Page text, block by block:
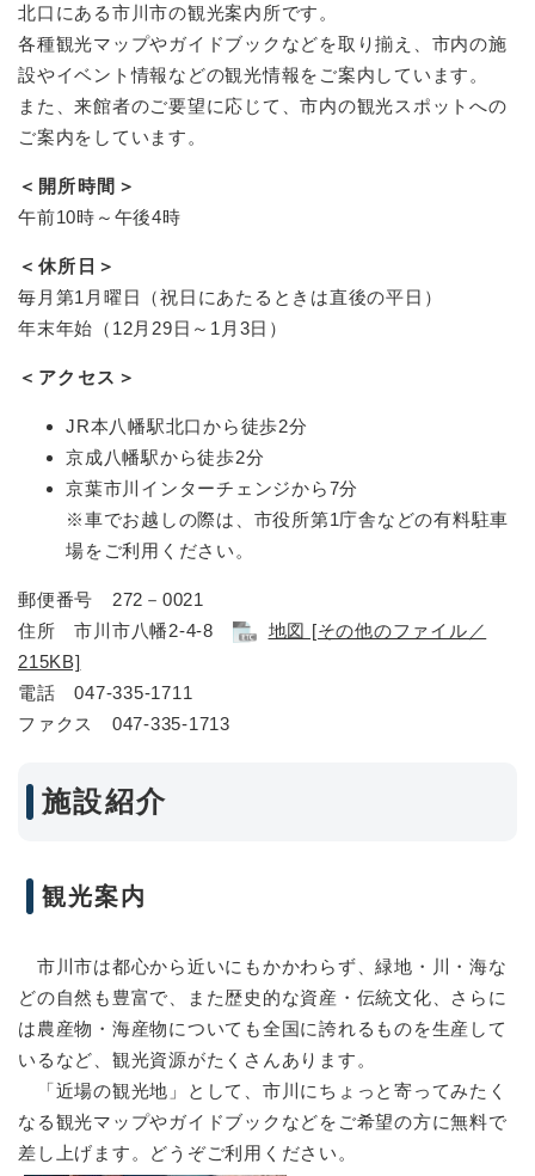
北口にある市川市の観光案内所です。
各種観光マップやガイドブックなどを取り揃え、市内の施
設やイベント情報などの観光情報をご案内しています。
また、来館者のご要望に応じて、市内の観光スポットへの
ご案内をしています。
＜開所時間＞
午前10時～午後4時
＜休所日＞
毎月第1月曜日（祝日にあたるときは直後の平日）
年末年始（12月29日～1月3日）
＜アクセス＞
JR本八幡駅北口から徒歩2分
京成八幡駅から徒歩2分
京葉市川インターチェンジから7分
※車でお越しの際は、市役所第1庁舎などの有料駐車
場をご利用ください。
郵便番号 272－0021
住所 市川市八幡2-4-8
地図 [その他のファイル／
215KB]
電話 047-335-1711
ファクス 047-335-1713
施設紹介
観光案内
市川市は都心から近いにもかかわらず、緑地・川・海な
どの自然も豊富で、また歴史的な資産・伝統文化、さらに
は農産物・海産物についても全国に誇れるものを生産して
いるなど、観光資源がたくさんあります。
「近場の観光地」として、市川にちょっと寄ってみたく
なる観光マップやガイドブックなどをご希望の方に無料で
差し上げます。どうぞご利用ください。